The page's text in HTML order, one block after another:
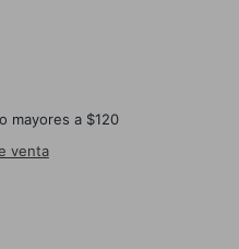
mayores a $120
venta